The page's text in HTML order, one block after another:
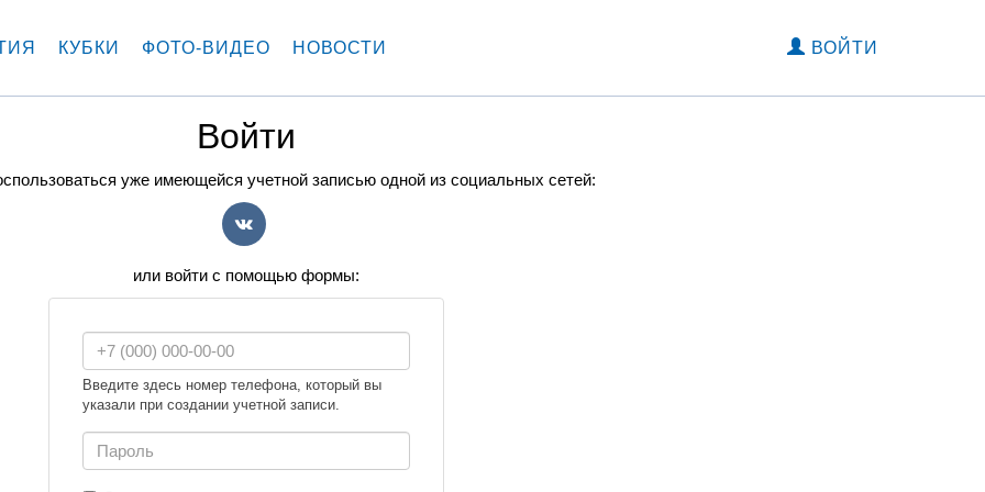
КУБКИ ФОТО-ВИДЕО НОВОСТИ ВОЙТИ
Войти
уже имеющейся учетной записью одной из социальных сетей:
или войти с помощью формы:
Введите здесь номер телефона, который вы
указали при создании учетной записи.